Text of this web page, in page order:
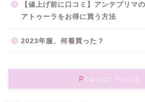
【値上げ前に口コミ】アンテプリマ
アトゥーラをお得に買う方法
2023年服、何着買った？
Popular Posts